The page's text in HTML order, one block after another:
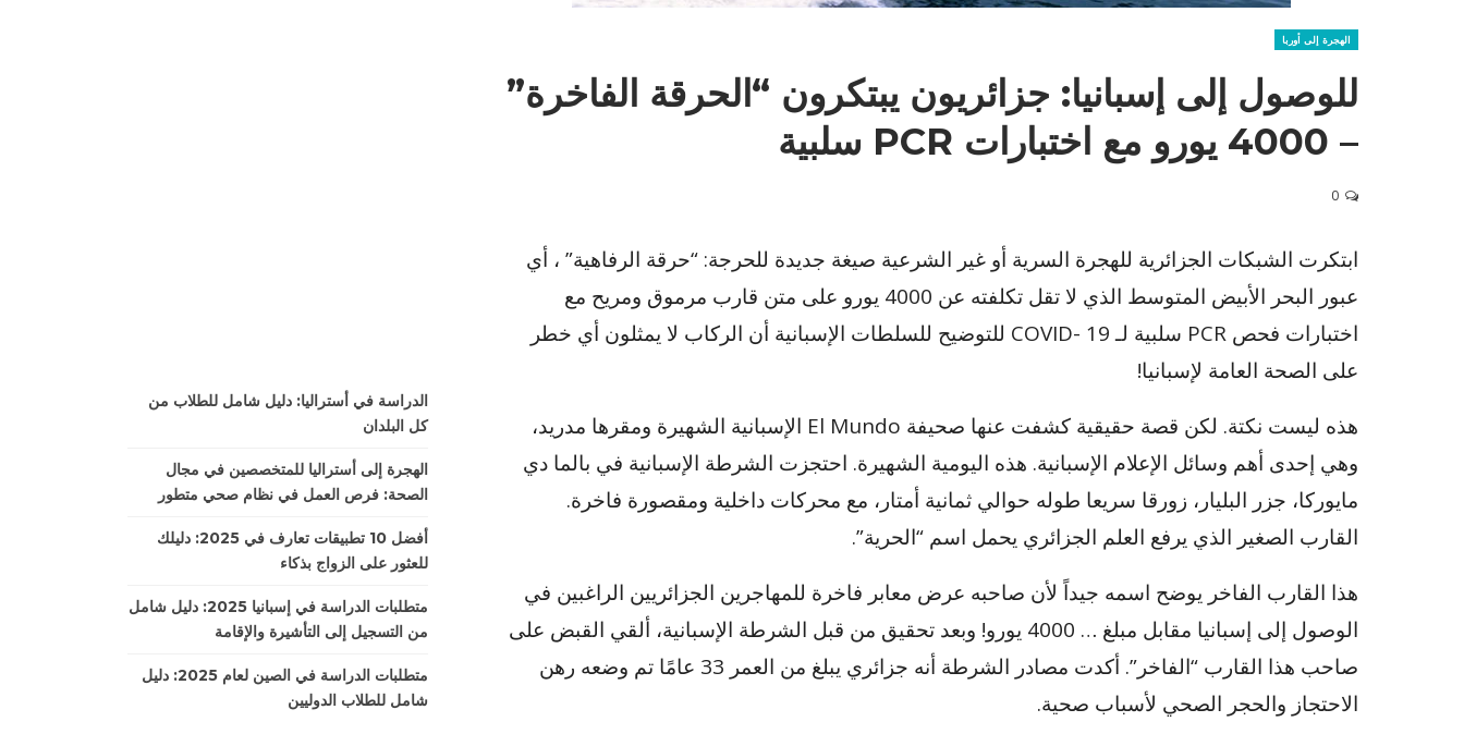
الهجرة إلى أوربا
للوصول إلى إسبانيا: جزائريون يبتكرون “الحرقة الفاخرة”
– 4000 يورو مع اختبارات PCR سلبية
ابتكرت الشبكات الجزائرية للهجرة السرية أو غير الشرعية صيغة جديدة للحرجة: “حرقة الرفاهية” ، أي
عبور البحر الأبيض المتوسط ​​الذي لا تقل تكلفته عن 4000 يورو على متن قارب مرموق ومريح مع
اختبارات فحص PCR سلبية لـ COVID- 19 للتوضيح للسلطات الإسبانية أن الركاب لا يمثلون أي خطر
على الصحة العامة لإسبانيا!
هذه ليست نكتة. لكن قصة حقيقية كشفت عنها صحيفة El Mundo الإسبانية الشهيرة ومقرها مدريد،
وهي إحدى أهم وسائل الإعلام الإسبانية. هذه اليومية الشهيرة. احتجزت الشرطة الإسبانية في بالما دي
مايوركا، جزر البليار، زورقا سريعا طوله حوالي ثمانية أمتار، مع محركات داخلية ومقصورة فاخرة.
القارب الصغير الذي يرفع العلم الجزائري يحمل اسم “الحرية”.
هذا القارب الفاخر يوضح اسمه جيداً لأن صاحبه عرض معابر فاخرة للمهاجرين الجزائريين الراغبين في
الوصول إلى إسبانيا مقابل مبلغ … 4000 يورو! وبعد تحقيق من قبل الشرطة الإسبانية، ألقي القبض على
صاحب هذا القارب “الفاخر”. أكدت مصادر الشرطة أنه جزائري يبلغ من العمر 33 عامًا تم وضعه رهن
الاحتجاز والحجر الصحي لأسباب صحية.
الدراسة في أستراليا: دليل شامل للطلاب من
كل البلدان
الهجرة إلى أستراليا للمتخصصين في مجال
الصحة: فرص العمل في نظام صحي متطور
أفضل 10 تطبيقات تعارف في 2025: دليلك
للعثور على الزواج بذكاء
متطلبات الدراسة في إسبانيا 2025: دليل شامل
من التسجيل إلى التأشيرة والإقامة
متطلبات الدراسة في الصين لعام 2025: دليل
شامل للطلاب الدوليين